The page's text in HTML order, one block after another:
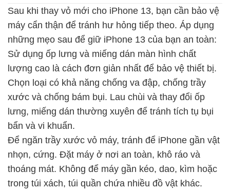
Sau khi thay vỏ mới cho iPhone 13, bạn cần bảo vệ
máy cẩn thận để tránh hư hỏng tiếp theo. Áp dụng
những mẹo sau để giữ iPhone 13 của bạn an toàn:
Sử dụng ốp lưng và miếng dán màn hình chất
lượng cao là cách đơn giản nhất để bảo vệ thiết bị.
Chọn loại có khả năng chống va đập, chống trầy
xước và chống bám bụi. Lau chùi và thay đổi ốp
lưng, miếng dán thường xuyên để tránh tích tụ bụi
bẩn và vi khuẩn.
Để ngăn trầy xước vỏ máy, tránh để iPhone gần vật
nhọn, cứng. Đặt máy ở nơi an toàn, khô ráo và
thoáng mát. Không để máy gần kéo, dao, kìm hoặc
trong túi xách, túi quần chứa nhiều đồ vật khác.